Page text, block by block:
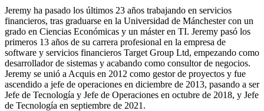
Jeremy ha pasado los últimos 23 años trabajando en servicios
financieros, tras graduarse en la Universidad de Mánchester con un
grado en Ciencias Económicas y un máster en TI. Jeremy pasó los
primeros 13 años de su carrera profesional en la empresa de
software y servicios financieros Target Group Ltd, empezando como
desarrollador de sistemas y acabando como consultor de negocios.
Jeremy se unió a Acquis en 2012 como gestor de proyectos y fue
ascendido a jefe de operaciones en diciembre de 2013, pasando a ser
Jefe de Tecnología y Jefe de Operaciones en octubre de 2018, y Jefe
de Tecnología en septiembre de 2021.